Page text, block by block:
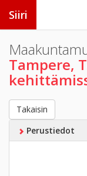
Siiri
Tampere,
Takaisin
Perustiedot